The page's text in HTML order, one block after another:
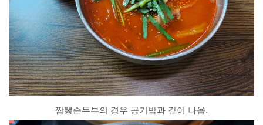
짬뽕순두부의 경우 공기밥과 같이 나옴.